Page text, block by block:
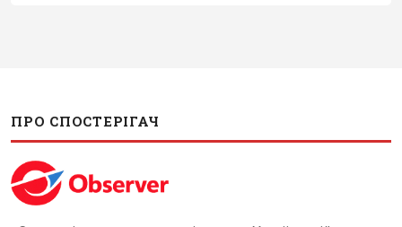
ПРО СПОСТЕРІГАЧ